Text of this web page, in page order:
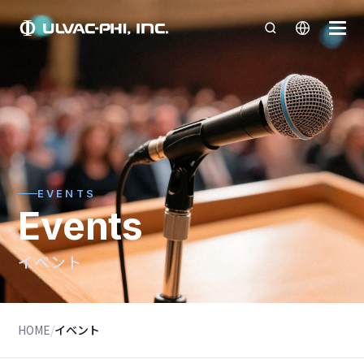
EVENTS
Events
イベント
HOME/イベント